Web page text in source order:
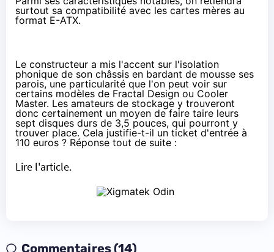
surtout sa compatibilité avec les cartes mères au
format E-ATX.
Le constructeur a mis l'accent sur l'isolation
phonique de son châssis en bardant de mousse ses
parois, une particularité que l'on peut voir sur
certains modèles de Fractal Design ou Cooler
Master. Les amateurs de stockage y trouveront
donc certainement un moyen de faire taire leurs
sept disques durs de 3,5 pouces, qui pourront y
trouver place. Cela justifie-t-il un ticket d'entrée à
110 euros ? Réponse tout de suite :
Lire l'article.
Commentaires (14)